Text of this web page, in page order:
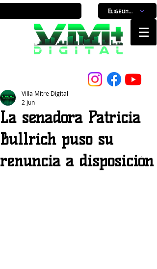
Elige un horario
La senadora Patricia
Bullrich puso su
renuncia a disposición
Villa Mitre Digital
2 jun